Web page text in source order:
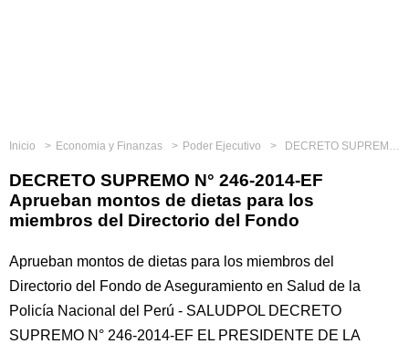
Inicio Economia y Finanzas Poder Ejecutivo DECRETO SUPREMO N° 246-2014-EF Aprueban montos de dietas para los miembros del Directorio del Fondo
DECRETO SUPREMO N° 246-2014-EF
Aprueban montos de dietas para los
miembros del Directorio del Fondo
Aprueban montos de dietas para los miembros del
Directorio del Fondo de Aseguramiento en Salud de la
Policía Nacional del Perú - SALUDPOL DECRETO
SUPREMO N° 246-2014-EF EL PRESIDENTE DE LA